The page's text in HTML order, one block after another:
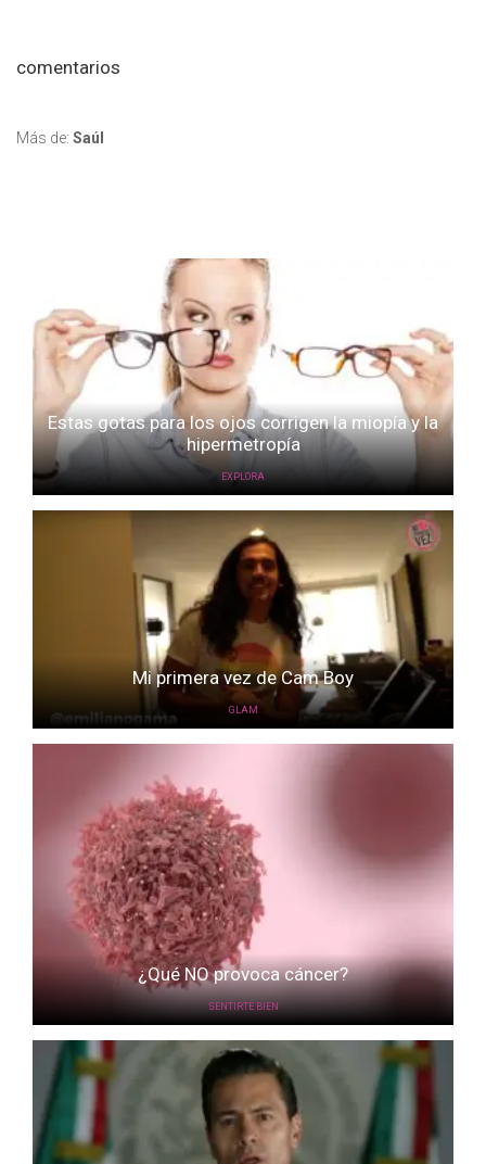
comentarios
Más de: Saúl
Estas gotas para los ojos corrigen la miopía y la
hipermetropía
EXPLORA
Mi primera vez de Cam Boy
GLAM
¿Qué NO provoca cáncer?
SENTIRTE BIEN